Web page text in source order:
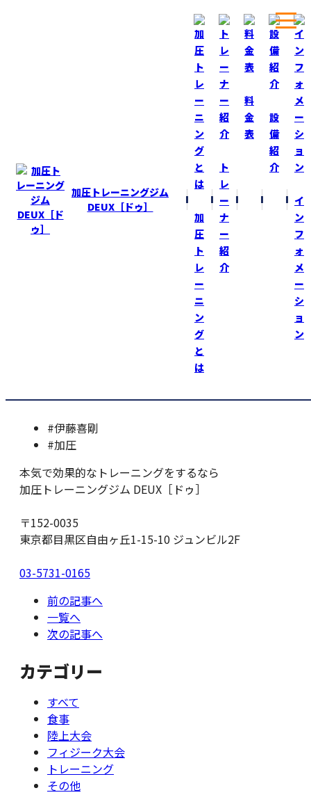
加圧トレーニングジム
DEUX［ドゥ］
加
圧
ト
レ
ー
ニ
ン
グ
と
は
ト
レ
ー
ナ
ー
紹
介
料
金
表
設
備
紹
介
イ
ン
フ
ォ
メ
ー
シ
ョ
ン
お祭り！
2018-9-10
昨日『奥沢神社：大蛇祭り』！
久しぶりに夜だけ観に行って来ました！
小さい神社ですが、屋台がたくさん！人もたくさん！
加圧トレーニングジムＤＥＵＸ https://kaatsu-
#伊藤喜剛
#加圧
本気で効果的なトレーニングをするなら
加圧トレーニングジム DEUX［ドゥ］
〒152-0035
東京都目黒区自由ヶ丘1-15-10 ジュンビル2F
03-5731-0165
前の記事へ
一覧へ
次の記事へ
カテゴリー
すべて
食事
陸上大会
フィジーク大会
トレーニング
その他